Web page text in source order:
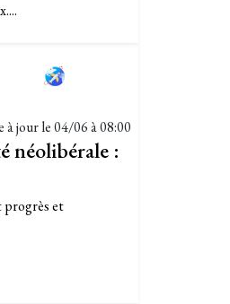
à jour le04/06 à 08:00
néolibérale :
progrès et